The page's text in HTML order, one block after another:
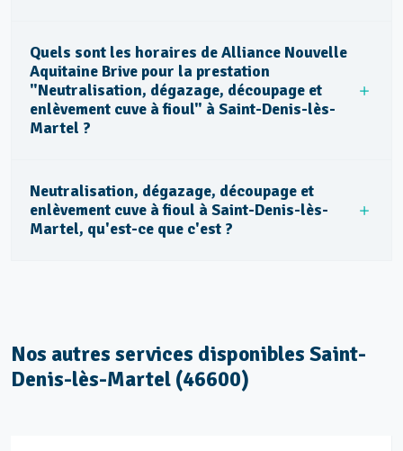
Quels sont les horaires de Alliance Nouvelle
Aquitaine Brive pour la prestation
"Neutralisation, dégazage, découpage et
enlèvement cuve à fioul" à Saint-Denis-lès-
Martel ?
Neutralisation, dégazage, découpage et
enlèvement cuve à fioul à Saint-Denis-lès-
Martel, qu'est-ce que c'est ?
Nos autres services disponibles Saint-
Denis-lès-Martel (46600)